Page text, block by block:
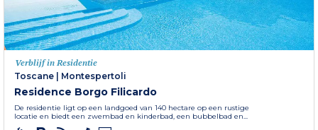
Verblijf in Residentie
Toscane
Montespertoli
Residence Borgo Filicardo
De residentie ligt op een landgoed van 140 hectare op een rustige
locatie en biedt een zwembad en kinderbad, een bubbelbad en...